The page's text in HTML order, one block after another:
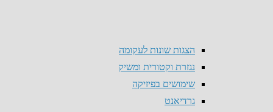
הצגות שונות לעקומה
נגזרת וקטורית ומשיק
שימושים בפיזיקה
גרדיאנט